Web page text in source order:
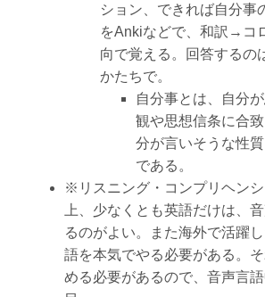
ション、できれば自分事
をAnkiなどで、和訳→コ
向で覚える。回答するの
かたちで。
自分事とは、自分
観や思想信条に合
分が言いそうな性
である。
※リスニング・コンプリヘン
上、少なくとも英語だけは、
るのがよい。また海外で活躍
語を本気でやる必要がある。
める必要があるので、音声言